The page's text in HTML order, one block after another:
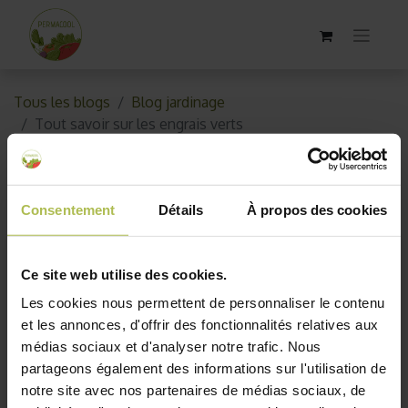
Consentement Détails À propos des cookies
Ce site web utilise des cookies.
Les cookies nous permettent de personnaliser le contenu
et les annonces, d'offrir des fonctionnalités relatives aux
médias sociaux et d'analyser notre trafic. Nous
partageons également des informations sur l'utilisation de
notre site avec nos partenaires de médias sociaux, de
Tous les blogs
Blog jardinage
Tout savoir sur les engrais verts
Tout savoir sur les engrais verts
12 mars 2019 AKO10_old